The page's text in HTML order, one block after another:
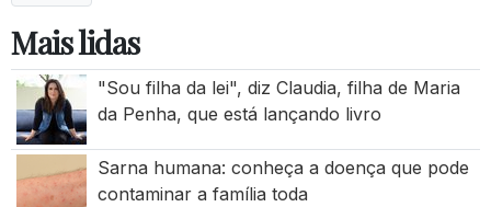
Mais lidas
"Sou filha da lei", diz Claudia, filha de Maria
da Penha, que está lançando livro
Sarna humana: conheça a doença que pode
contaminar a família toda